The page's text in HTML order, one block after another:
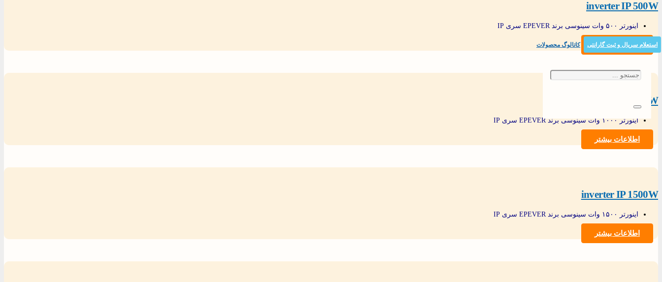
استعلام سریال و ثبت گارانتی کاتالوگ محصولات
inverter IP 500W
اینورتر ۵۰۰ وات سینوسی برند EPEVER سری IP
اطلاعات بیشتر
inverter IP 1000W
اینورتر ۱۰۰۰ وات سینوسی برند EPEVER سری IP
اطلاعات بیشتر
inverter IP 1500W
اینورتر ۱۵۰۰ وات سینوسی برند EPEVER سری IP
اطلاعات بیشتر